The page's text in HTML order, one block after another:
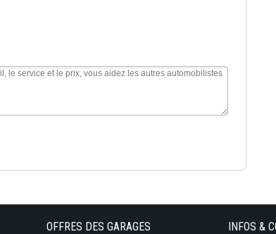
OFFRES DES GARAGES INFOS &